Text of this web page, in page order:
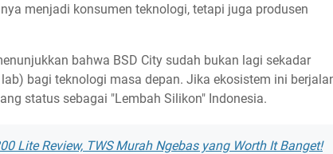
menjadi konsumen teknologi, tetapi juga produsen
bahwa BSD City sudah bukan lagi sekadar
bagi teknologi masa depan. Jika ekosistem ini
status sebagai "Lembah Silikon" Indonesia.
Lite Review, TWS Murah Ngebas yang Worth It Banget!